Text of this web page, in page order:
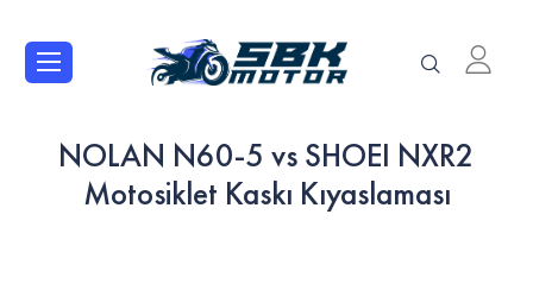
NOLAN N60-5 vs SHOEI NXR2
Motosiklet Kaskı Kıyaslaması